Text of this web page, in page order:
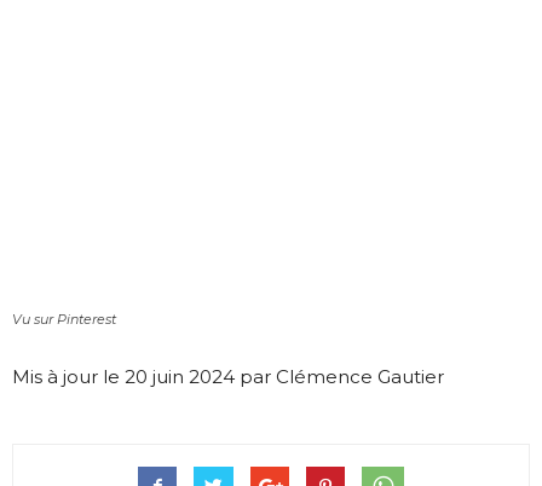
Vu sur Pinterest
Mis à jour le 20 juin 2024 par Clémence Gautier